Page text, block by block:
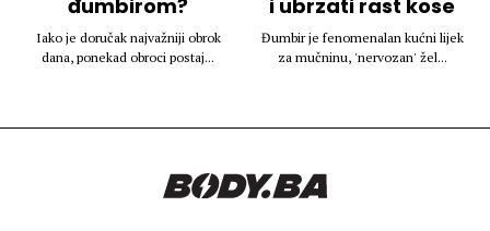
đumbirom?
Iako je doručak najvažniji obrok
dana, ponekad obroci postaj...
i ubrzati rast kose
Đumbir je fenomenalan kućni lijek
za mučninu, 'nervozan' žel...